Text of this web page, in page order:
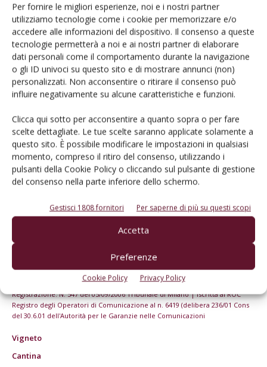
Per fornire le migliori esperienze, noi e i nostri partner
utilizziamo tecnologie come i cookie per memorizzare e/o
accedere alle informazioni del dispositivo. Il consenso a queste
tecnologie permetterà a noi e ai nostri partner di elaborare
dati personali come il comportamento durante la navigazione
o gli ID univoci su questo sito e di mostrare annunci (non)
personalizzati. Non acconsentire o ritirare il consenso può
influire negativamente su alcune caratteristiche e funzioni.
Clicca qui sotto per acconsentire a quanto sopra o per fare
scelte dettagliate. Le tue scelte saranno applicate solamente a
questo sito. È possibile modificare le impostazioni in qualsiasi
momento, compreso il ritiro del consenso, utilizzando i
pulsanti della Cookie Policy o cliccando sul pulsante di gestione
del consenso nella parte inferiore dello schermo.
Gestisci 1808 fornitori Per saperne di più su questi scopi
Accetta
Preferenze
Cookie Policy Privacy Policy
Rimani aggiornato sul mondo
dell’agricoltura
Iscriviti alle nostre newsletter
© Tecniche Nuove Spa. Tutti i diritti riservati. Sede legale Via Eritrea 21 -
20157 Milano | Codice fiscale, Partita IVA e Iscrizione al Registro delle
imprese di Milano: 00753480151
Registrazione: N. 547 del 05/09/2006 Tribunale di Milano | Iscritta al ROC
Registro degli Operatori di Comunicazione al n. 6419 (delibera 236/01 Cons
del 30.6.01 dell'Autorità per le Garanzie nelle Comunicazioni
Vigneto
Cantina